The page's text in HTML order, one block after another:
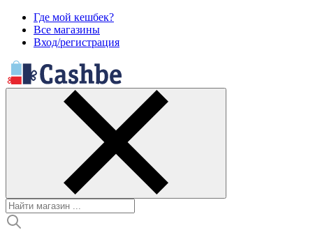
Где мой кешбек?
Все магазины
Вход/регистрация